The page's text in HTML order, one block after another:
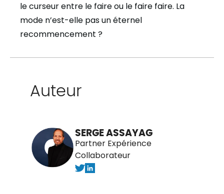
le curseur entre le faire ou le faire faire. La
mode n’est-elle pas un éternel
recommencement ?
Auteur
SERGE ASSAYAG
Partner Expérience
Collaborateur